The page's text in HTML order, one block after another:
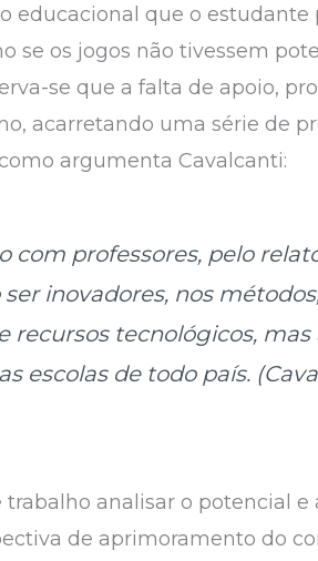
educacional que o
se os jogos não tivessem
se que a falta de apoio,
acarretando uma série de
argumenta Cavalcanti:
com professores, pelo
inovadores, nos
recursos tecnológicos,
escolas de todo país.
analisar o potencial
de aprimoramento do